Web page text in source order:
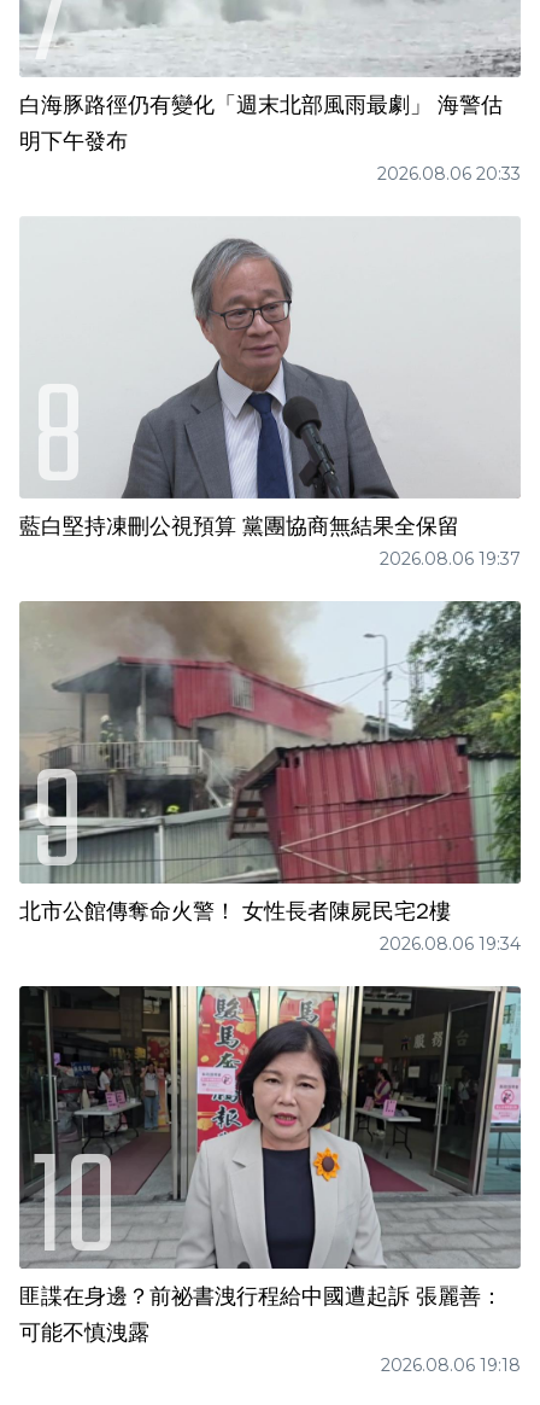
白海豚路徑仍有變化「週末北部風雨最劇」 海警估
明下午發布
2026.08.06 20:33
藍白堅持凍刪公視預算 黨團協商無結果全保留
2026.08.06 19:37
北市公館傳奪命火警！ 女性長者陳屍民宅2樓
2026.08.06 19:34
匪諜在身邊？前祕書洩行程給中國遭起訴 張麗善：
可能不慎洩露
2026.08.06 19:18